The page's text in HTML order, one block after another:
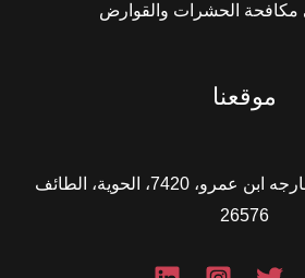
مكافحة الحشرات والقوارض
موقعنا
TASB4330، 4330 خارجه ابن عمرو، 7420، الحوية، الطائف
26576